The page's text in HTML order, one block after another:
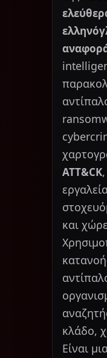
ATT&CK
και
κλάδο,
Είναι